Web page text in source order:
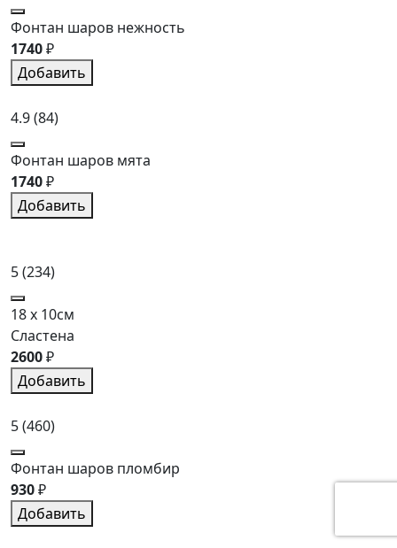
Фонтан шаров нежность
1740₽
Добавить
4.9(84)
Фонтан шаров мята
1740₽
Добавить
5(234)
18 x 10см
Сластена
2600₽
Добавить
5(460)
Фонтан шаров пломбир
930₽
Добавить